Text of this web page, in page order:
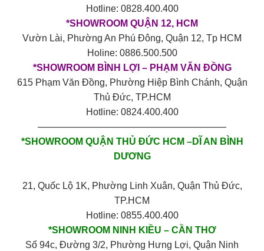
Hotline: 0828.400.400
*SHOWROOM QUẬN 12, HCM
Vườn Lài, Phường An Phú Đông, Quận 12, Tp HCM
Holine: 0886.500.500
*SHOWROOM BÌNH LỢI – PHẠM VĂN ĐỒNG
615 Phạm Văn Đồng, Phường Hiệp Bình Chánh, Quận
Thủ Đức, TP.HCM
Hotline: 0824.400.400
————————————————————
*SHOWROOM QUẬN THỦ ĐỨC HCM –DĨ AN BÌNH
DƯƠNG
21, Quốc Lộ 1K, Phường Linh Xuân, Quận Thủ Đức,
TP.HCM
Hotline: 0855.400.400
*SHOWROOM NINH KIỀU – CẦN THƠ
Số 94c, Đường 3/2, Phường Hưng Lợi, Quận Ninh